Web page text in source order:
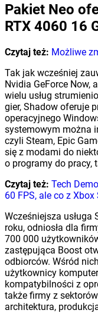
Pakiet Neo
RTX 4060 16
Czytaj też: Możliwe
Tak jak wcześniej
Nvidia GeForce Now,
wielu usług
gier, Shadow oferuje
operacyjnego
systemowym można
czyli Steam, Epic
się z modami do
o programy do pracy,
Czytaj też: Tech
60 FPS, ale co z Xbox
Wcześniejsza usługa
roku, odniosła dla
700 000
zastępująca Boost
odbiorców. Wśród
użytkownicy
kompatybilności z
także firmy z
architektura,